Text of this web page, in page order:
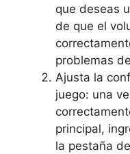
que deseas
de que el
problemas
Ajusta la
juego: una
principal,
la pestaña